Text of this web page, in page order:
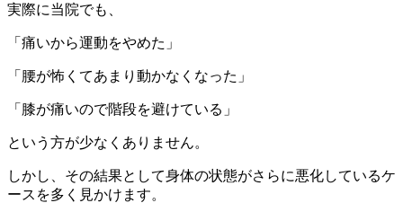
実際に当院でも、
「痛いから運動をやめた」
「腰が怖くてあまり動かなくなった」
「膝が痛いので階段を避けている」
という方が少なくありません。
しかし、その結果として身体の状態がさらに悪化しているケ
ースを多く見かけます。